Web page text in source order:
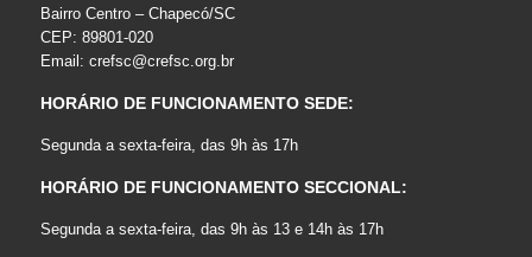
Bairro Centro – Chapecó/SC
CEP: 89801-020
Email: crefsc@crefsc.org.br
HORÁRIO DE FUNCIONAMENTO SEDE:
Segunda a sexta-feira, das 9h às 17h
HORÁRIO DE FUNCIONAMENTO SECCIONAL:
Segunda a sexta-feira, das 9h às 13 e 14h às 17h